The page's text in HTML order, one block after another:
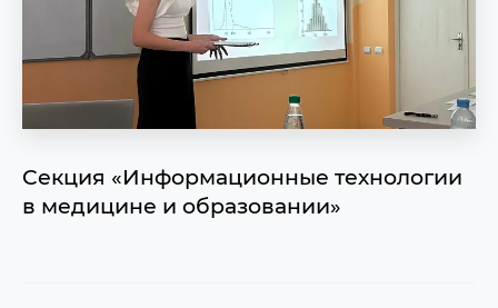
Cекция «Информационные технологии
в медицине и образовании»